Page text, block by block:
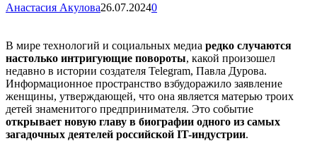
Анастасия Акулова26.07.20240
В мире технологий и социальных медиа редко случаются
настолько интригующие повороты, какой произошел
недавно в истории создателя Telegram, Павла Дурова.
Информационное пространство взбудоражило заявление
женщины, утверждающей, что она является матерью троих
детей знаменитого предпринимателя. Это событие
открывает новую главу в биографии одного из самых
загадочных деятелей российской IT-индустрии.